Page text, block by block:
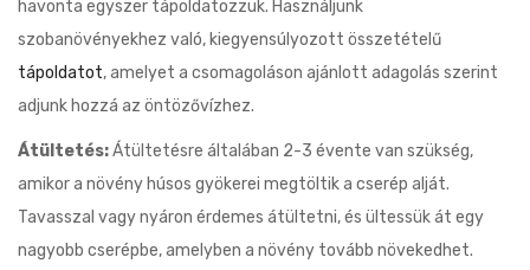
havonta egyszer tápoldatozzuk. Használjunk
szobanövényekhez való, kiegyensúlyozott összetételű
tápoldatot, amelyet a csomagoláson ajánlott adagolás szerint
adjunk hozzá az öntözővízhez.
Átültetés:Átültetésre általában 2-3 évente van szükség,
amikor a növény húsos gyökerei megtöltik a cserép alját.
Tavasszal vagy nyáron érdemes átültetni, és ültessük át egy
nagyobb cserépbe, amelyben a növény tovább növekedhet.